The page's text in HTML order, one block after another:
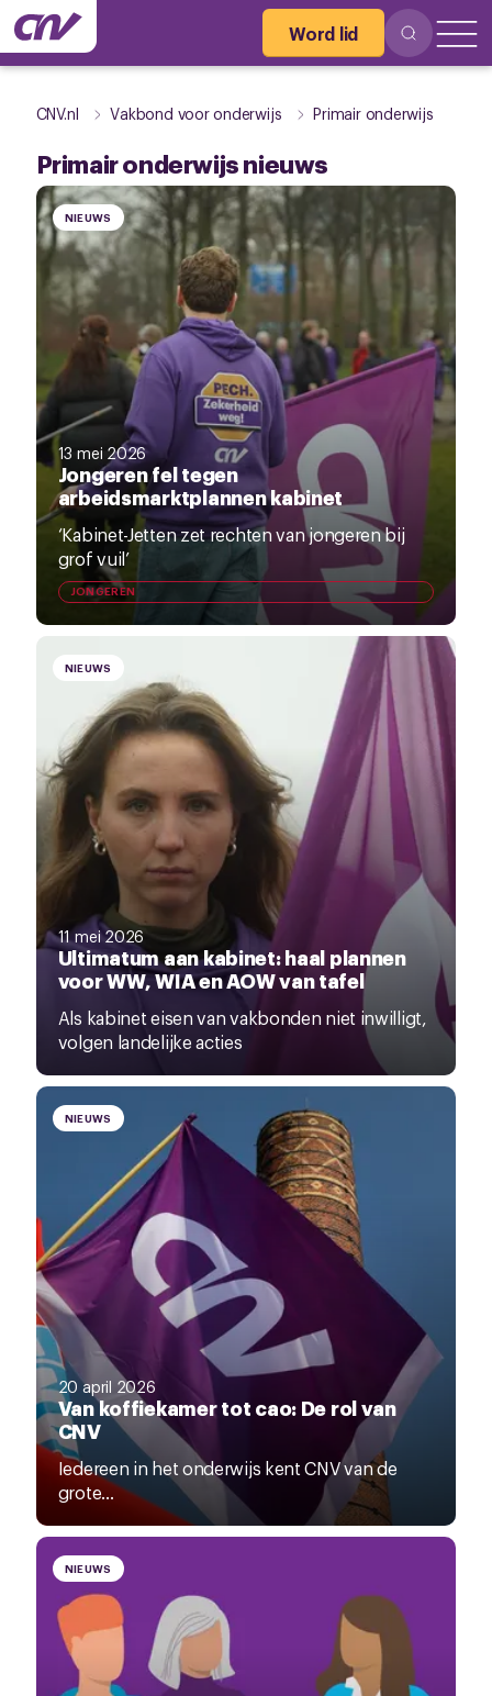
Word lid
CNV.nl Vakbond voor onderwijs Primair onderwijs
Primair onderwijs nieuws
NIEUWS
13 mei 2026
Jongeren fel tegen
arbeidsmarktplannen kabinet
‘Kabinet-Jetten zet rechten van jongeren bij
grof vuil’
JONGEREN
NIEUWS
11 mei 2026
Ultimatum aan kabinet: haal plannen
voor WW, WIA en AOW van tafel
Als kabinet eisen van vakbonden niet inwilligt,
volgen landelijke acties
NIEUWS
20 april 2026
Van koffiekamer tot cao: De rol van
CNV
Iedereen in het onderwijs kent CNV van de
grote...
NIEUWS